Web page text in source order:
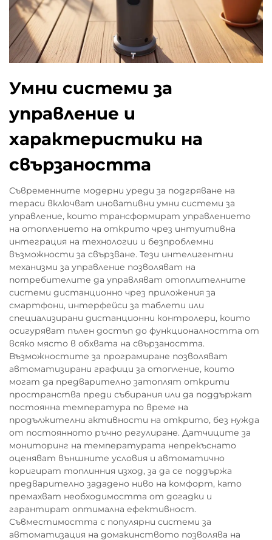
Умни системи за
управление и
характеристики на
свързаността
Съвременните модерни уреди за подгряване на
тераси включват иновативни умни системи за
управление, които трансформират управлението
на отоплението на открито чрез интуитивна
интеграция на технологии и безпроблемни
възможности за свързване. Тези интелигентни
механизми за управление позволяват на
потребителите да управляват отоплителните
системи дистанционно чрез приложения за
смартфони, интерфейси за таблети или
специализирани дистанционни контролери, които
осигуряват пълен достъп до функционалността от
всяко място в обхвата на свързаността.
Възможностите за програмиране позволяват
автоматизирани графици за отопление, които
могат да предварително затоплят открити
пространства преди събирания или да поддържат
постоянна температура по време на
продължителни активности на открито, без нужда
от постоянното ръчно регулиране. Датчиците за
мониторинг на температурата непрекъснато
оценяват външните условия и автоматично
коригират топлинния изход, за да се поддържа
предварително зададено ниво на комфорт, като
премахват необходимостта от догадки и
гарантират оптимална ефективност.
Съвместимостта с популярни системи за
автоматизация на домакинството позволява на